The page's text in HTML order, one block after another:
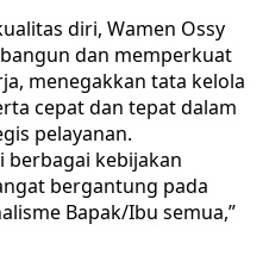
diri, Wamen Ossy
dan memperkuat
menegakkan tata kelola
cepat dan tepat dalam
pelayanan.
berbagai kebijakan
bergantung pada
Bapak/Ibu semua,”